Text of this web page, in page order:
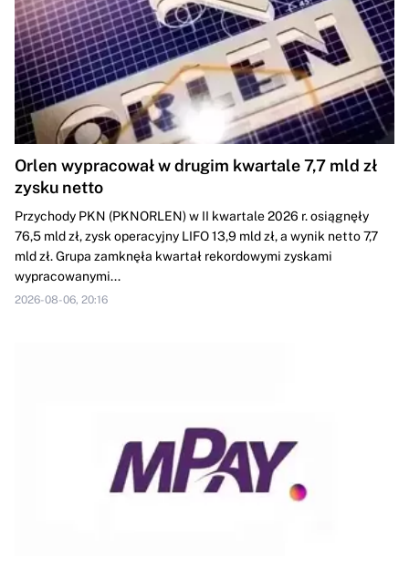
Orlen wypracował w drugim kwartale 7,7 mld zł
zysku netto
Przychody PKN (PKNORLEN) w II kwartale 2026 r. osiągnęły
76,5 mld zł, zysk operacyjny LIFO 13,9 mld zł, a wynik netto 7,7
mld zł. Grupa zamknęła kwartał rekordowymi zyskami
wypracowanymi...
2026-08-06, 20:16